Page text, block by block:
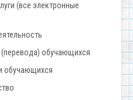
(все электронные
обучающихся
обучающихся